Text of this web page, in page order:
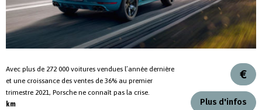
Avec plus de 272 000 voitures vendues l’année dernière
et une croissance des ventes de 36% au premier
trimestre 2021, Porsche ne connaît pas la crise.
km
€
Plus d'infos